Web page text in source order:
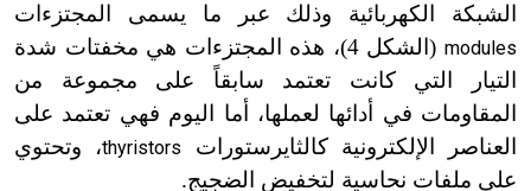
الشبكة الكهربائية وذلك عبر ما يسمى المجتزءات
modules
(الشكل 4)، هذه المجتزءات هي مخفتات شدة
التيار التي كانت تعتمد سابقاً على مجموعة من
المقاومات في أدائها لعملها، أما اليوم فهي تعتمد على
العناصر الإلكترونية كالثايرستورات
thyristors، وتحتوي
على ملفات نحاسية لتخفيض الضجيج.